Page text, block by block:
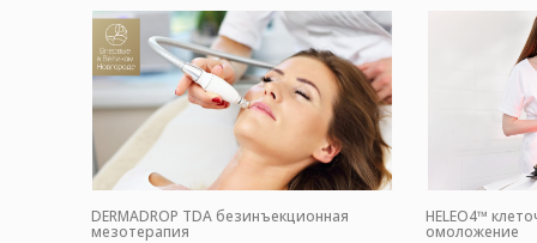
DERMADROP TDA безинъекционная
мезотерапия
HELEO4™
омоложение